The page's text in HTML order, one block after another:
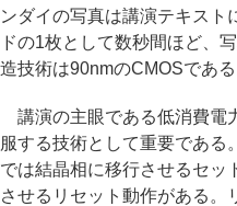
ンダイの写真は講演テキスト
ドの1枚として数秒間ほど、
造技術は90nmのCMOSである
講演の主眼である低消費電
服する技術として重要である
では結晶相に移行させるセッ
させるリセット動作がある。